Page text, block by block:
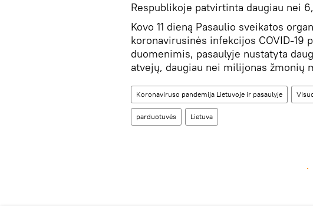
Respublikoje patvirtinta daugiau nei
Kovo 11 dieną Pasaulio sveikatos
koronavirusinės infekcijos COVID-19
duomenimis, pasaulyje nustatyta
atvejų, daugiau nei milijonas žmonių
Koronaviruso pandemija Lietuvoje ir pasaulyje
parduotuvės Lietuva